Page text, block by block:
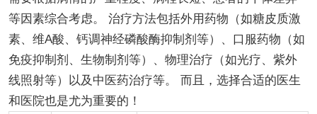
等因素综合考虑。 治疗方法包括外用药物（如糖皮质激
素、维A酸、钙调神经磷酸酶抑制剂等）、口服药物（如
免疫抑制剂、生物制剂等）、物理治疗（如光疗、紫外
线照射等）以及中医药治疗等。 而且，选择合适的医生
和医院也是尤为重要的！